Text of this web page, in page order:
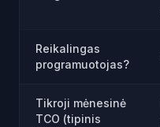
Reikalingas
programuotojas?
Tikroji mėnesinė
TCO (tipinis